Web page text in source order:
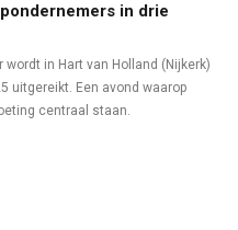
in drie
wordt in Hart van Holland (Nijkerk)
uitgereikt. Een avond waarop
centraal staan.